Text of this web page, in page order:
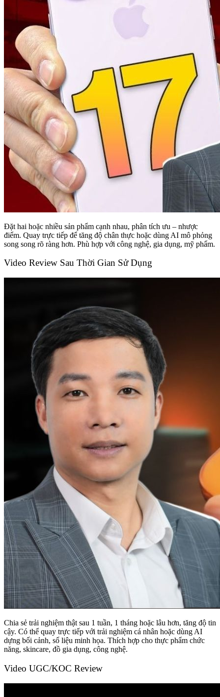
Đặt hai hoặc nhiều sản phẩm cạnh nhau, phân tích ưu – nhược
điểm. Quay trực tiếp để tăng độ chân thực hoặc dùng AI mô phỏng
song song rõ ràng hơn. Phù hợp với công nghệ, gia dụng, mỹ phẩm.
Video Review Sau Thời Gian Sử Dụng
Chia sẻ trải nghiệm thật sau 1 tuần, 1 tháng hoặc lâu hơn, tăng độ tin
cậy. Có thể quay trực tiếp với trải nghiệm cá nhân hoặc dùng AI
dựng bối cảnh, số liệu minh họa. Thích hợp cho thực phẩm chức
năng, skincare, đồ gia dụng, công nghệ.
Video UGC/KOC Review